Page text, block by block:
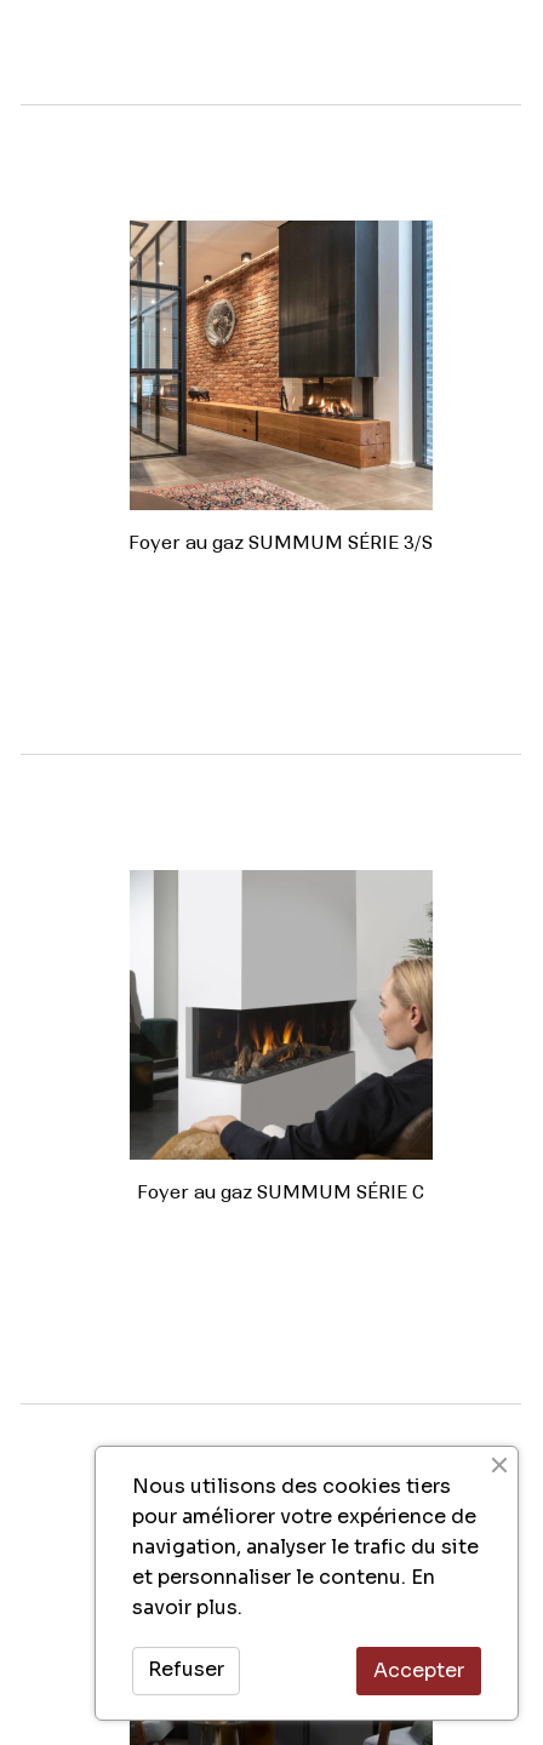
Foyer au gaz SUMMUM SÉRIE 3/S
Foyer au gaz SUMMUM SÉRIE C
Nous utilisons des cookies tiers
pour améliorer votre expérience de
navigation, analyser le trafic du site
et personnaliser le contenu. En
savoir plus.
Accepter
Refuser